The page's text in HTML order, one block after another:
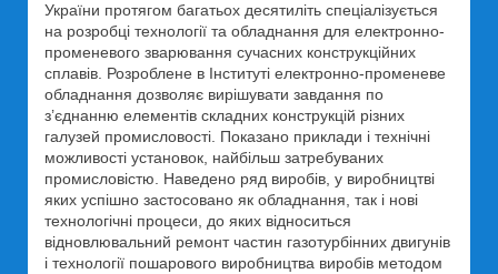
України протягом багатьох десятиліть спеціалізується
на розробці технології та обладнання для електронно-
променевого зварювання сучасних конструкційних
сплавів. Розроблене в Інституті електронно-променеве
обладнання дозволяє вирішувати завдання по
з’єднанню елементів складних конструкцій різних
галузей промисловості. Показано приклади і технічні
можливості установок, найбільш затребуваних
промисловістю. Наведено ряд виробів, у виробництві
яких успішно застосовано як обладнання, так і нові
технологічні процеси, до яких відноситься
відновлювальний ремонт частин газотурбінних двигунів
і технології пошарового виробництва виробів методом